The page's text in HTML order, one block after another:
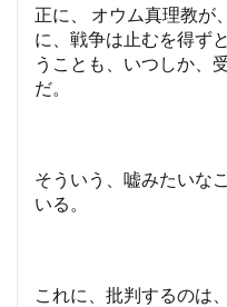
正に、 オウム真理教が
に、戦争は止むを得ず
うことも、いつしか、
だ。
そういう、嘘みたいな
いる。
これに、批判するのは